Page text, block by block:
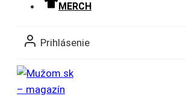
MERCH
Prihlásenie